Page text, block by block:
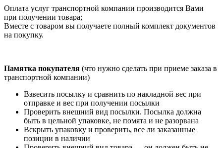
Оплата услуг транспортной компании производится Вами
при получении товара;
Вместе с товаром вы получаете полный комплект документов
на покупку.
Памятка покупателя (что нужно сделать при приеме заказа в
транспортной компании)
Взвесить посылку и сравнить по накладной вес при
отправке и вес при получении посылки
Проверить внешний вид посылки. Посылка должна
быть в цельной упаковке, не помята и не разорвана
Вскрыть упаковку и проверить, все ли заказанные
позиции в наличии